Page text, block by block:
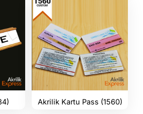
Akrilik Kartu Pass (1560)